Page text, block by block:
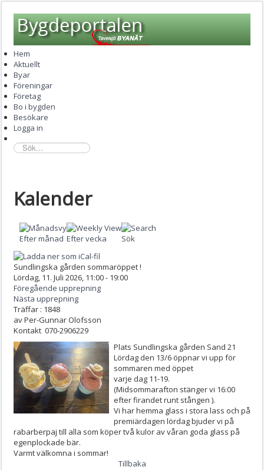
Hem
Aktuellt
Byar
Föreningar
Företag
Bo i bygden
Besökare
Logga in
sök...
Kalender
Efter månad Efter vecka Sök
Sundlingska gården sommaröppet !
Lördag, 11. Juli 2026, 11:00 - 19:00
Föregående upprepning
Nästa upprepning
Träffar : 1848
avPer-Gunnar Olofsson
Kontakt 070-2906229
Plats Sundlingska gården Sand 21
Lördag den 13/6 öppnar vi upp för
sommaren med öppet
varje dag 11-19.
(Midsommarafton stänger vi 16:00
efter firandet runt stången ).
Vi har hemma glass i stora lass och på
premiärdagen lördag bjuder vi på
rabarberpaj till alla som köper två kulor av våran goda glass på
egenplockade bär.
Varmt välkomna i sommar!
Tillbaka